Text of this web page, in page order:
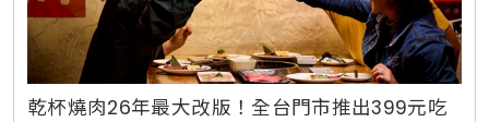
乾杯燒肉26年最大改版！全台門市推出399元吃